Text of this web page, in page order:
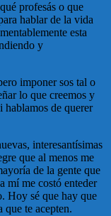
profesás o que
hablar de la vida
esta
y
imponer sos tal o
lo que creemos y
hablamos de querer
interesantísimas
que al menos me
de la gente que
mí me costó enteder
Hoy sé que hay que
que te acepten.